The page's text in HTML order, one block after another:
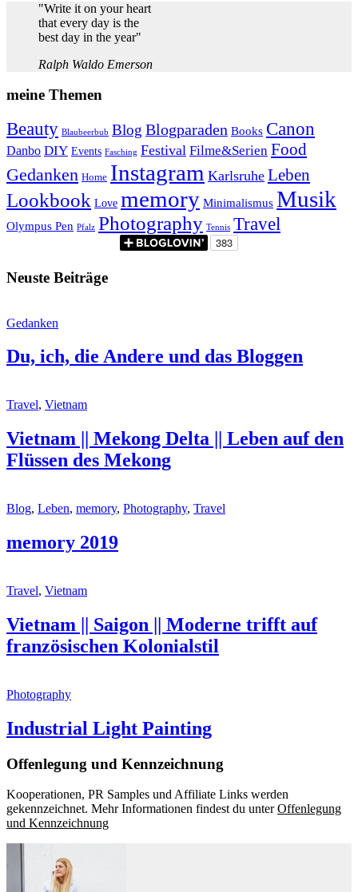
"Write it on your heart
that every day is the
best day in the year"
Ralph Waldo Emerson
meine Themen
Beauty Blaubeerbub Blog Blogparaden Books Canon
Danbo DIY Events Fasching Festival Filme&Serien Food
Gedanken Home Instagram Karlsruhe Leben
Lookbook Love memory Minimalismus Musik
Olympus Pen Pfalz Photography Tennis Travel
Neuste Beiträge
Gedanken
Du, ich, die Andere und das Bloggen
Travel, Vietnam
Vietnam || Mekong Delta || Leben auf den
Flüssen des Mekong
Blog, Leben, memory, Photography, Travel
memory 2019
Travel, Vietnam
Vietnam || Saigon || Moderne trifft auf
französischen Kolonialstil
Photography
Industrial Light Painting
Offenlegung und Kennzeichnung
Kooperationen, PR Samples und Affiliate Links werden
gekennzeichnet. Mehr Informationen findest du unterOffenlegung
und Kennzeichnung